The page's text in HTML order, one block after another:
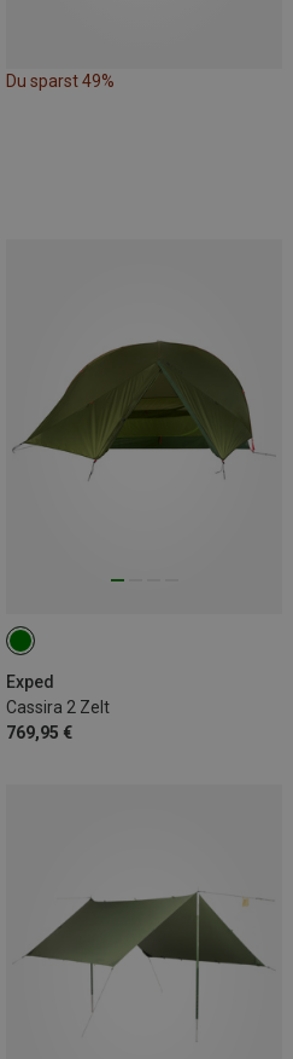
Du sparst 49%
Exped
Cassira 2 Zelt
769,95 €